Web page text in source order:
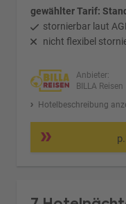
gewählter Tarif:
stornierbar laut
nicht flexibel
Anbieter:
BILLA Reisen
Hotelbeschreibung